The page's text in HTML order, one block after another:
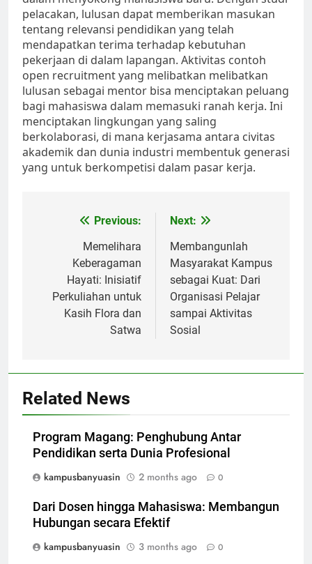
pelacakan, lulusan dapat memberikan masukan
tentang relevansi pendidikan yang telah
mendapatkan terima terhadap kebutuhan
pekerjaan di dalam lapangan. Aktivitas contoh
open recruitment yang melibatkan melibatkan
lulusan sebagai mentor bisa menciptakan peluang
bagi mahasiswa dalam memasuki ranah kerja. Ini
menciptakan lingkungan yang saling
berkolaborasi, di mana kerjasama antara civitas
akademik dan dunia industri membentuk generasi
yang untuk berkompetisi dalam pasar kerja.
navigation
Previous:
Memelihara
Keberagaman
Hayati: Inisiatif
Perkuliahan untuk
Kasih Flora dan
Satwa
Next:
Membangunlah
Masyarakat Kampus
sebagai Kuat: Dari
Organisasi Pelajar
sampai Aktivitas
Sosial
Related News
Program Magang: Penghubung Antar
Pendidikan serta Dunia Profesional
kampusbanyuasin
2 months ago 0
Dari Dosen hingga Mahasiswa: Membangun
Hubungan secara Efektif
kampusbanyuasin
3 months ago 0